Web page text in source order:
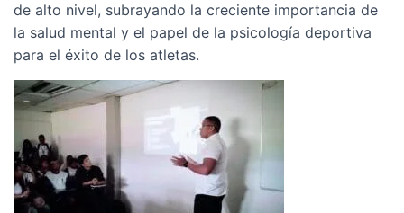
de alto nivel, subrayando la creciente importancia de
la salud mental y el papel de la psicología deportiva
para el éxito de los atletas.